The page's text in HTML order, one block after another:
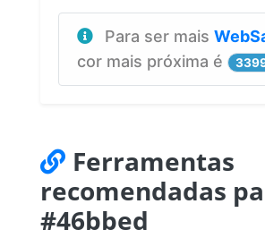
Para ser mais
cor mais próxima é
Ferramentas
recomendadas
#46bbed